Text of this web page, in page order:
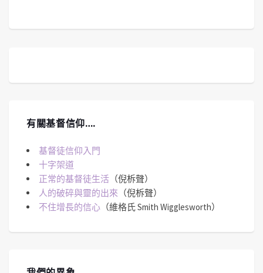
有關基督信仰….
基督徒信仰入門
十字架道
正常的基督徒生活 （倪柝聲）
人的破碎與靈的出來 （倪柝聲）
不住增長的信心 （維格氏 Smith Wigglesworth）